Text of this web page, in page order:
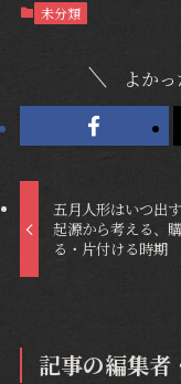
未分類
よか
五月人形はいつ出
起源から考える、
る・片付ける時期
記事の編集者